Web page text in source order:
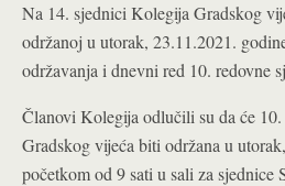
Na 14. sjednici Kolegija Gradskog
održanoj u utorak, 23.11.2021.
održavanja i dnevni red 10. redovne
Članovi Kolegija odlučili su da će 10.
Gradskog vijeća biti održana u
početkom od 9 sati u sali za sjednice